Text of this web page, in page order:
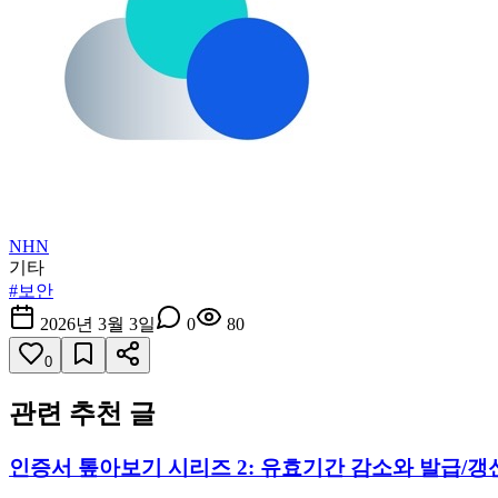
NHN
기타
#보안
2026년 3월 3일
0 80
0
관련 추천 글
인증서 톺아보기 시리즈 2: 유효기간 감소와 발급/갱